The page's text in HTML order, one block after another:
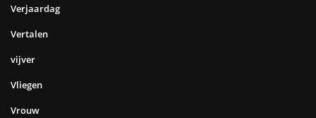
Verjaardag
Vertalen
vijver
Vliegen
Vrouw